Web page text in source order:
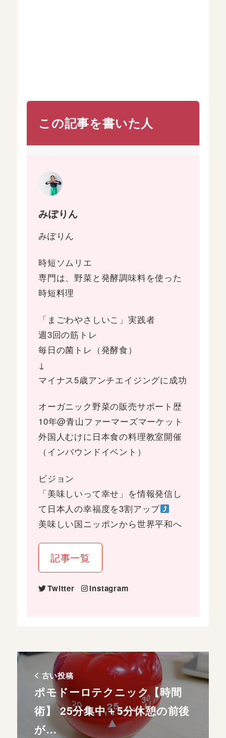
この記事を書いた人
みぽりん
みぽりん
時短ソムリエ
専門は、野菜と発酵調味料を使った
時短料理
「まごわやさしいこ」実践者
週3回の筋トレ
毎日の菌トレ（発酵食）
↓
マイナス5歳アンチエイジングに成功
オーガニック野菜の販売サポート歴
10年@青山ファーマーズマーケット
外国人むけに日本食の料理教室開催
（インバウンドイベント）
ビジョン
「美味しいって幸せ」を情報発信し
て日本人の幸福度を3割アップ
美味しい国ニッポンから世界平和へ
記事一覧
Twitter Instagram
古い投稿
ポモドーロテクニック【時間
術】 25分集中＋5分休憩の前後
が…